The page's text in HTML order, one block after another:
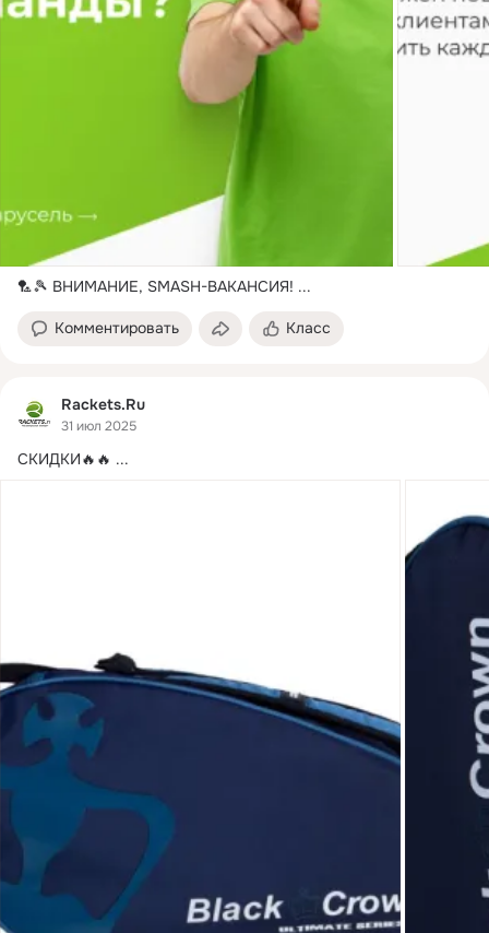
🏸🎾 ВНИМАНИЕ, SMASH-ВАКАНСИЯ! ...
Комментировать Класс
Rackets.Ru
31 июл 2025
СКИДКИ🔥🔥 ...